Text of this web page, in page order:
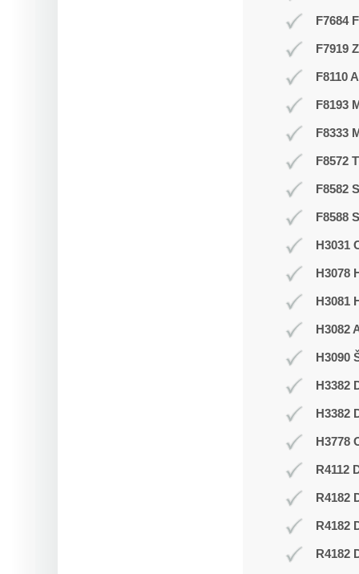
F7684
F7919
F8110
F8193
F8333
F8572
F8582
F8588
H3031
H3078
H3081
H3082
H3090
H3382
H3382
H3778
R4112
R4182
R4182
R4182